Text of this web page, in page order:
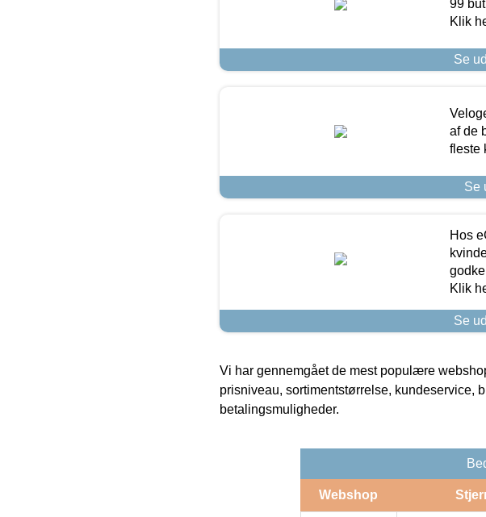
99
Klik
Se
af de
fleste
Se
Hos
Klik
Se
Vi har gennemgået de mest populære
prisniveau, sortimentstørrelse, kundeservice,
betalingsmuligheder.
Webshop